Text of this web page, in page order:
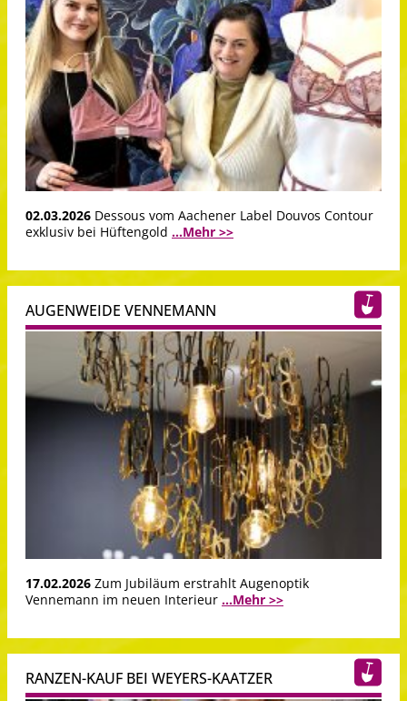
02.03.2026 Dessous vom Aachener Label Douvos Contour
exklusiv bei Hüftengold ...Mehr >>
AUGENWEIDE VENNEMANN
17.02.2026 Zum Jubiläum erstrahlt Augenoptik
Vennemann im neuen Interieur ...Mehr >>
RANZEN-KAUF BEI WEYERS-KAATZER